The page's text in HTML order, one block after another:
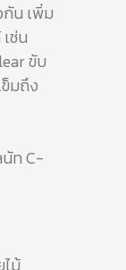
น เพิ่ม
ช่น
ขับ
มถึง
ท C-
ม้